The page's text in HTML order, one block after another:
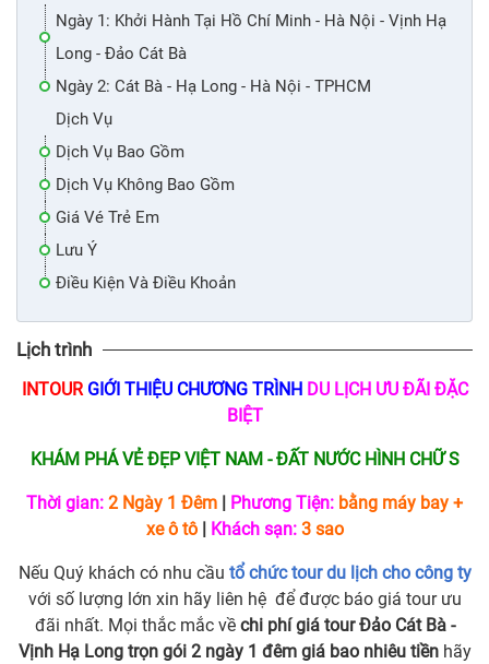
Ngày 1: Khởi Hành Tại Hồ Chí Minh - Hà Nội - Vịnh Hạ
Long - Đảo Cát Bà
Ngày 2: Cát Bà - Hạ Long - Hà Nội - TPHCM
Dịch Vụ
Dịch Vụ Bao Gồm
Dịch Vụ Không Bao Gồm
Giá Vé Trẻ Em
Lưu Ý
Điều Kiện Và Điều Khoản
Lịch trình
INTOUR GIỚI THIỆU CHƯƠNG TRÌNH DU LỊCH ƯU ĐÃI ĐẶC
BIỆT
KHÁM PHÁ VẺ ĐẸP VIỆT NAM - ĐẤT NƯỚC HÌNH CHỮ S
Thời gian: 2 Ngày 1 Đêm Phương Tiện: bằng máy bay +
xe ô tô| Khách sạn: 3 sao
Nếu Quý khách có nhu cầu tổ chức tour du lịch cho công ty
với số lượng lớn xin hãy liên hệ để được báo giá tour ưu
đãi nhất. Mọi thắc mắc về chi phí giá tour Đảo Cát Bà -
Vịnh Hạ Long trọn gói 2 ngày 1 đêm giá bao nhiêu tiềnhãy